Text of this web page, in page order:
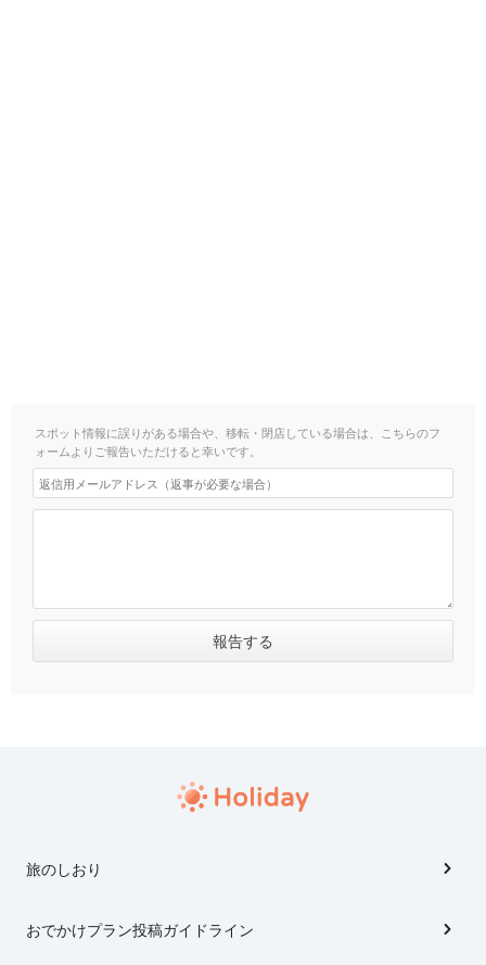
スポット情報に誤りがある場合や、移転・閉店している場合は、こちらのフ
ォームよりご報告いただけると幸いです。
旅のしおり
おでかけプラン投稿ガイドライン